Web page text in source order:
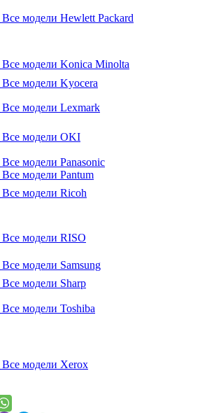
Все модели Hewlett Packard
Все модели Konica Minolta
Все модели Kyocera
Все модели Lexmark
Все модели OKI
Все модели Panasonic
Все модели Pantum
Все модели Ricoh
Все модели RISO
Все модели Samsung
Все модели Sharp
Все модели Toshiba
Все модели Xerox